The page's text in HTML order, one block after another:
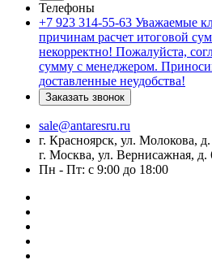
Телефоны
+7 923 314-55-63 Уважаемые
причинам расчет итоговой
некорректно! Пожалуйста,
сумму с менеджером.
доставленные неудобства!
Заказать звонок
sale@antaresru.ru
г. Красноярск, ул. Молокова,
г. Москва, ул. Вернисажная, д.
Пн - Пт: с 9:00 до 18:00